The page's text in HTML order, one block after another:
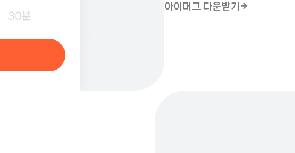
아이머그 다운받기